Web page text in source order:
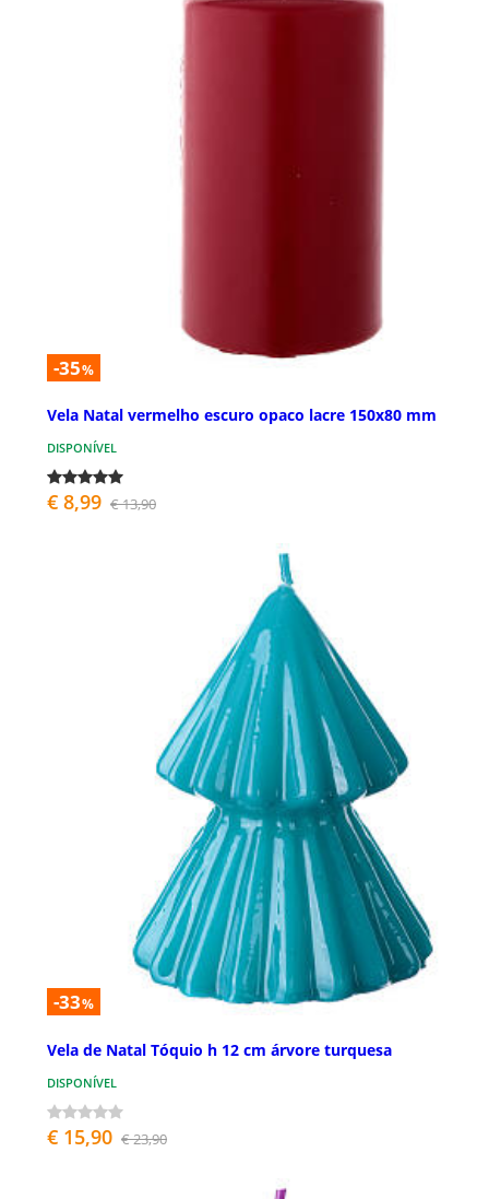
-35%
Vela Natal vermelho escuro opaco lacre 150x80 mm
DISPONÍVEL
€ 8,99 € 13,90
-33%
Vela de Natal Tóquio h 12 cm árvore turquesa
DISPONÍVEL
€ 15,90 € 23,90